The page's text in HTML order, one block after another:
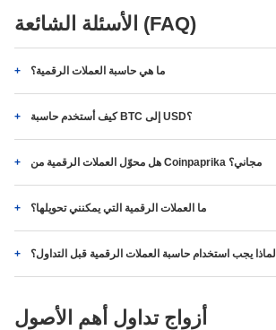
الأسئلة الشائعة (FAQ)
ما هي حاسبة العملات الرقمية؟
كيف أستخدم حاسبة BTC إلى USD؟
هل محوّل العملات الرقمية من Coinpaprika مجاني؟
ما العملات الرقمية التي يمكنني تحويلها؟
لماذا يجب استخدام حاسبة العملات الرقمية قبل التداول؟
أزواج تداول أهم الأصول